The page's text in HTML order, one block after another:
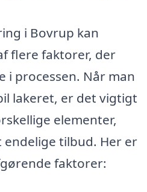
i Bovrup kan
flere faktorer, der
i processen. Når man
lakeret, er det vigtigt
elementer,
tilbud. Her er
faktorer: